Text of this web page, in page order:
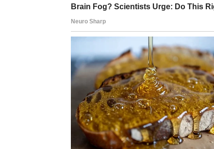
BIK – NAGRADA POSLE
Bikovi su često znak koji ćuti i radi.
nezapaženo. Međutim, karma nikada ne
Naredni dani donose finansijski ili
koja donosi stabilnost.
U ljubavi – osoba koja vas je uzimala
zbog hladnoće ili distance, sada dolazi